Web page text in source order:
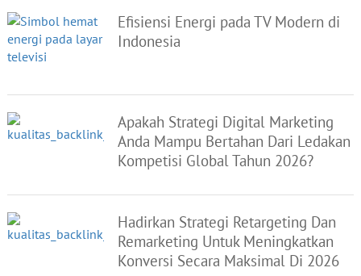
Efisiensi Energi pada TV Modern di
Indonesia
Apakah Strategi Digital Marketing
Anda Mampu Bertahan Dari Ledakan
Kompetisi Global Tahun 2026?
Hadirkan Strategi Retargeting Dan
Remarketing Untuk Meningkatkan
Konversi Secara Maksimal Di 2026